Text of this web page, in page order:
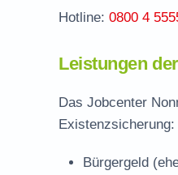
Häufige
Hotline: 0800 4
Leistungen
Das Jobcenter
Existenzsicherung:
Bürgergeld